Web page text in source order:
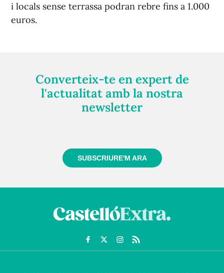
i locals sense terrassa podran rebre fins a 1.000
euros.
Converteix-te en expert de
l'actualitat amb la nostra
newsletter
SUBSCRIURE'M ARA